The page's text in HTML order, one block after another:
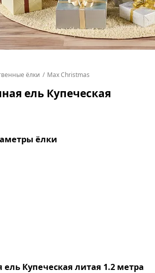
ёлки Max Christmas
ель Купеческая
ёлки
ель Купеческая литая 1.2 метра